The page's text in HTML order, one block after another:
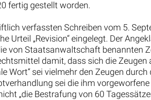
fertig gestellt worden.
verfassten Schreiben vom 5.
Urteil „Revision“ eingelegt. Der
von Staatsanwaltschaft benannten
damit, dass sich die
Wort“ sei vielmehr den Zeugen
sei die ihm
„die Bestrafung von 60